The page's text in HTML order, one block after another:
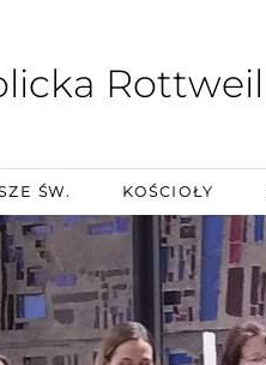
Rottweil
ŚW. KOŚCIOŁY